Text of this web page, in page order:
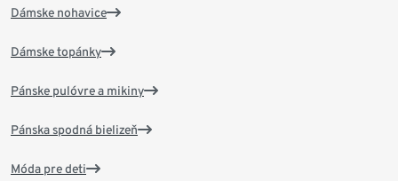
Dámske nohavice
Dámske topánky
Pánske pulóvre a mikiny
Pánska spodná bielizeň
Móda pre deti